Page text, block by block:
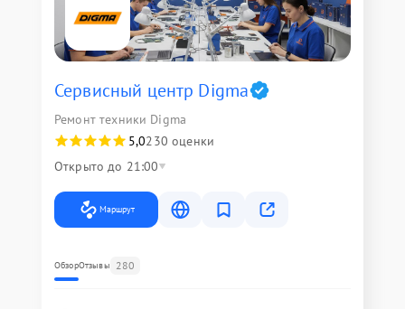
Сервисный центр Digma
Ремонт техники Digma
5,0230 оценки
Открыто до 21:00
Маршрут
ОбзорОтзывы 280